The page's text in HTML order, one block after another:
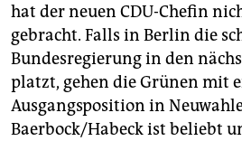
hat der neuen CDU-Chefin
gebracht. Falls in Berlin die
Bundesregierung in den
platzt, gehen die Grünen mit
Ausgangsposition in
Baerbock/Habeck ist beliebt